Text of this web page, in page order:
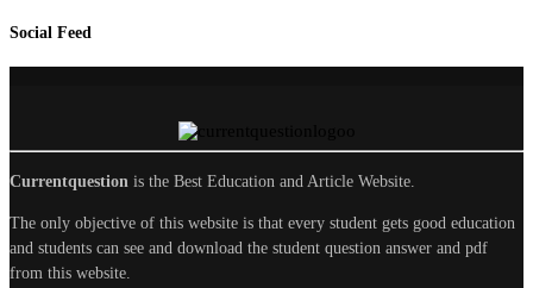
Social Feed
Currentquestion is the Best Education and Article Website.
The only objective of this website is that every student gets good education
and students can see and download the student question answer and pdf
from this website.